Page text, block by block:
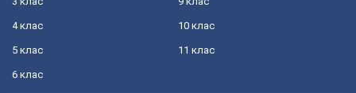
4 клас
5 клас
6 клас
10 клас
11 клас